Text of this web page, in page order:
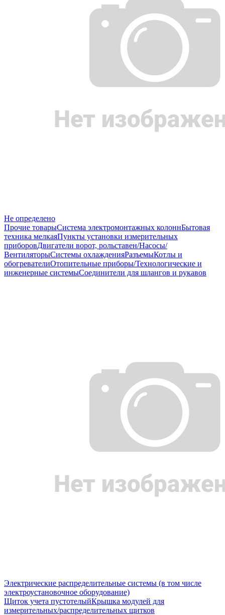
Не определено
Прочие товарыСистема электромонтажных колоннБытовая
техника мелкаяПункты установки измерительных
приборовДвигатели ворот, рольставен/Насосы/
ВентиляторыСистемы охлажденияРазъемыКотлы и
обогревателиОтопительные приборы/Технологические и
инженерные системыСоединители для шлангов и рукавов
Электрические распределительные системы (в том числе
электроустановочное оборудование)
Щиток учета пустотелыйКрышка модулей для
измерительных/распределительных щитков